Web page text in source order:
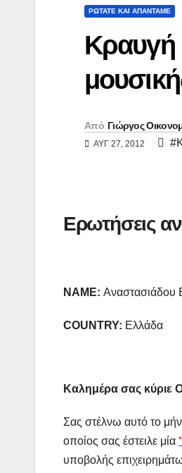
ΡΩΤΑΤΕ ΚΑΙ ΑΠΑΝΤΑΜΕ
Κραυγή
Από Γιώργος
ΑΥΓ 27, 2012
Ερωτήσεις
NAME: Αναστασιάδου
COUNTRY: Ελλάδα
Καλημέρα σας κύριε
Σας στέλνω αυτό το
οποίος σας έστειλε μία
υποβολής